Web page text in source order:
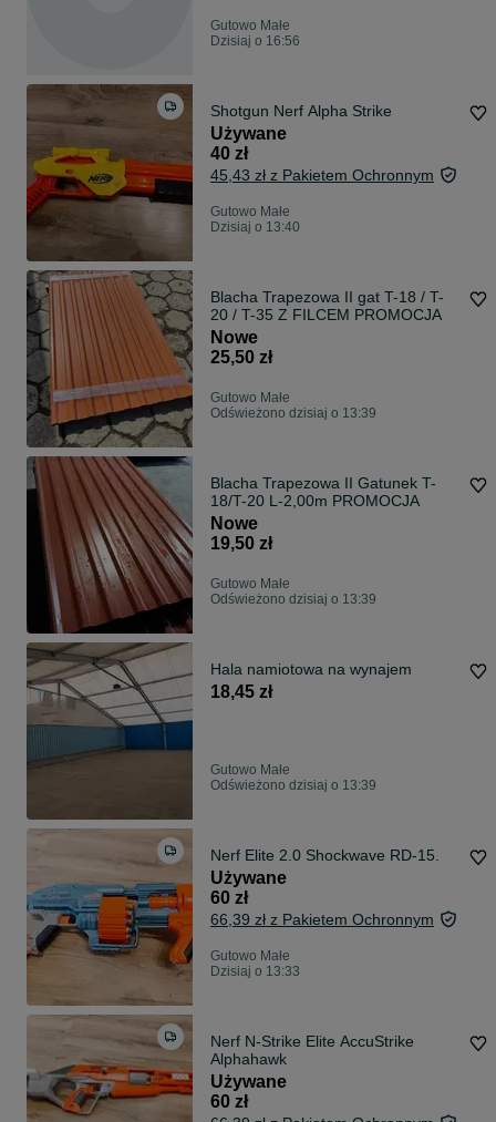
Gutowo Małe
Dzisiaj o 16:56
Shotgun Nerf Alpha Strike
Używane
40 zł
45,43 zł z Pakietem Ochronnym
Gutowo Małe
Dzisiaj o 13:40
Blacha Trapezowa II gat T-18 / T-
20 / T-35 Z FILCEM PROMOCJA
Nowe
25,50 zł
Gutowo Małe
Odświeżono dzisiaj o 13:39
Blacha Trapezowa II Gatunek T-
18/T-20 L-2,00m PROMOCJA
Nowe
19,50 zł
Gutowo Małe
Odświeżono dzisiaj o 13:39
Hala namiotowa na wynajem
18,45 zł
Gutowo Małe
Odświeżono dzisiaj o 13:39
Nerf Elite 2.0 Shockwave RD-15.
Używane
60 zł
66,39 zł z Pakietem Ochronnym
Gutowo Małe
Dzisiaj o 13:33
Nerf N-Strike Elite AccuStrike
Alphahawk
Używane
60 zł